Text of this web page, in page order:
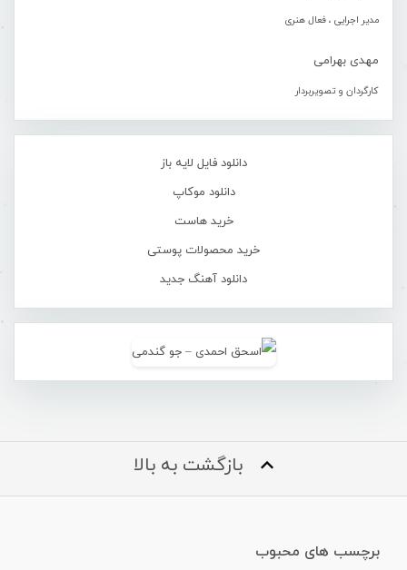
مدیر اجرایی ، فعال هنری
مهدی بهرامی
کارگردان و تصویربردار
دانلود فایل لایه باز
دانلود موکاپ
خرید هاست
خرید محصولات پوستی
دانلود آهنگ جدید
بازگشت به بالا
برچسب های محبوب